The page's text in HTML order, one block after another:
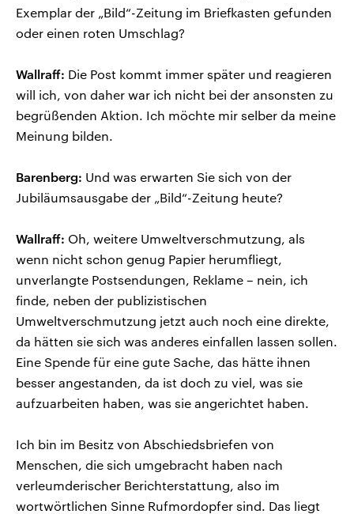
Exemplar der „Bild“-Zeitung im Briefkasten gefunden
oder einen roten Umschlag?
Wallraff: Die Post kommt immer später und reagieren
will ich, von daher war ich nicht bei der ansonsten zu
begrüßenden Aktion. Ich möchte mir selber da meine
Meinung bilden.
Barenberg: Und was erwarten Sie sich von der
Jubiläumsausgabe der „Bild“-Zeitung heute?
Wallraff: Oh, weitere Umweltverschmutzung, als
wenn nicht schon genug Papier herumfliegt,
unverlangte Postsendungen, Reklame – nein, ich
finde, neben der publizistischen
Umweltverschmutzung jetzt auch noch eine direkte,
da hätten sie sich was anderes einfallen lassen sollen.
Eine Spende für eine gute Sache, das hätte ihnen
besser angestanden, da ist doch zu viel, was sie
aufzuarbeiten haben, was sie angerichtet haben.
Ich bin im Besitz von Abschiedsbriefen von
Menschen, die sich umgebracht haben nach
verleumderischer Berichterstattung, also im
wortwörtlichen Sinne Rufmordopfer sind. Das liegt